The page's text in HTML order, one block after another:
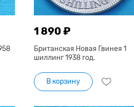
1 890 ₽
Британская Новая Гвинея 1
шиллинг 1938 год.
В корзину